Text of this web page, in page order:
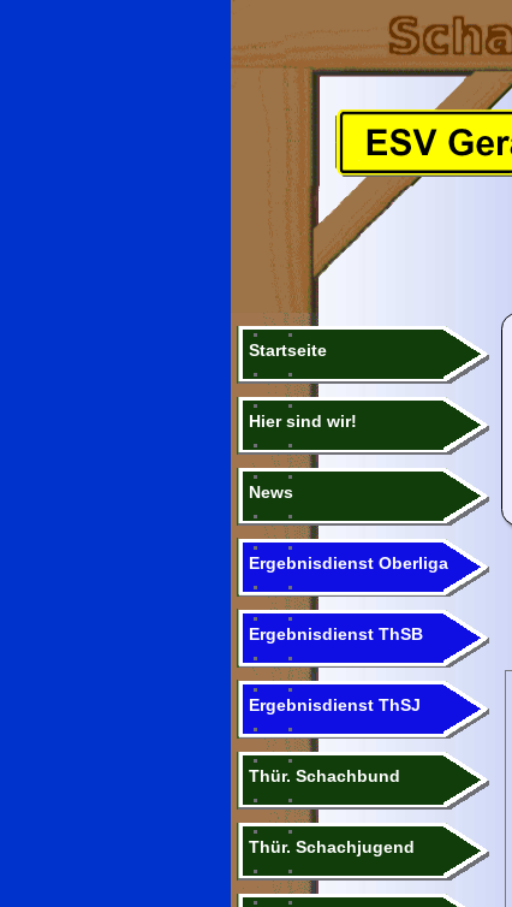
Startseite
Hier sind wir!
News
Ergebnisdienst Oberliga
Ergebnisdienst ThSB
Ergebnisdienst ThSJ
Thür. Schachbund
Thür. Schachjugend